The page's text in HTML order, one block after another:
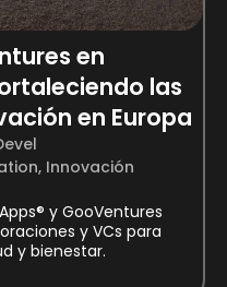
en
las
en Europa
, Innovación
y GooVentures
y VCs para
y bienestar.